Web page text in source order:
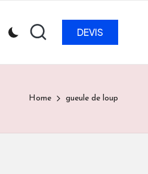
DEVIS
Home gueule de loup